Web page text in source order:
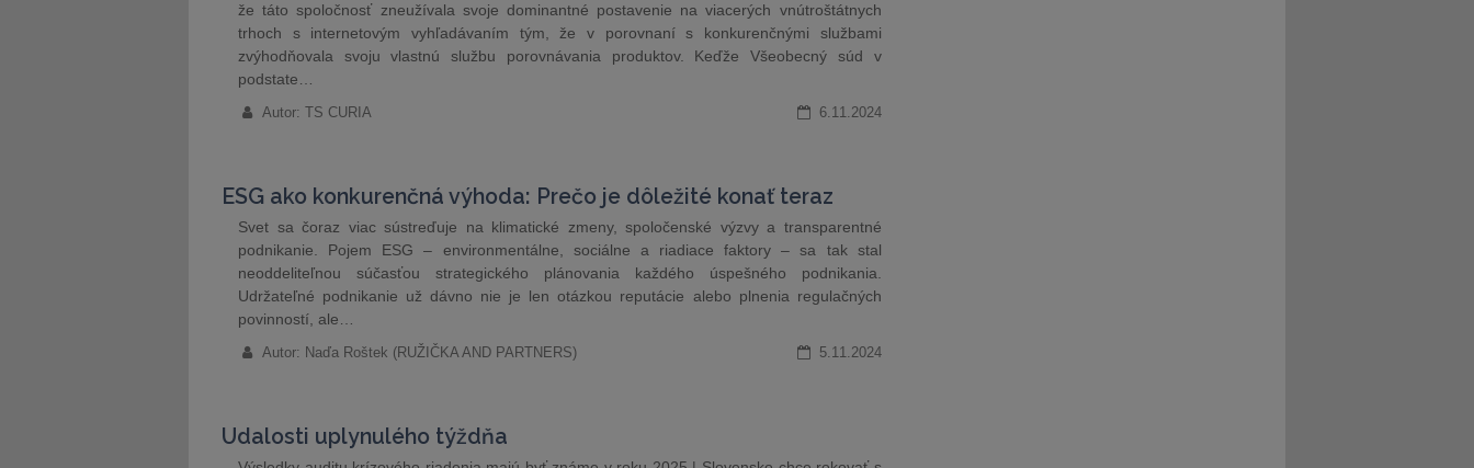
že táto spoločnosť zneužívala svoje dominantné postavenie na viacerých vnútroštátnych
trhoch s internetovým vyhľadávaním tým, že v porovnaní s konkurenčnými službami
zvýhodňovala svoju vlastnú službu porovnávania produktov. Keďže Všeobecný súd v
podstate…
Autor: TS CURIA 6.11.2024
ESG ako konkurenčná výhoda: Prečo je dôležité konať teraz
Svet sa čoraz viac sústreďuje na klimatické zmeny, spoločenské výzvy a transparentné
podnikanie. Pojem ESG – environmentálne, sociálne a riadiace faktory – sa tak stal
neoddeliteľnou súčasťou strategického plánovania každého úspešného podnikania.
Udržateľné podnikanie už dávno nie je len otázkou reputácie alebo plnenia regulačných
povinností, ale…
Autor: Naďa Roštek (RUŽIČKA AND PARTNERS) 5.11.2024
Udalosti uplynulého týždňa